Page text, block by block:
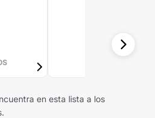
83%
en esta lista a los